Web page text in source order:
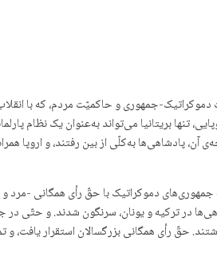
جمهوری و حاکمیّت مردم، که با انقلاب
۱۹۱۱، پرتغال؛ و از میان تمام پادشاهی‌های بزرگ اروپایی، تنها بریتانیا می‌تواند
پادشاهی‌ها به‌کلّی از بین رفتند، و اروپا
جمهوری‌های دموکراتیک با حقّ رأی همگانی -
در ترکیه و یونان، سرنگون شدند. و حتّی
حقّ رأی همگانی بزرگسالان استقرار